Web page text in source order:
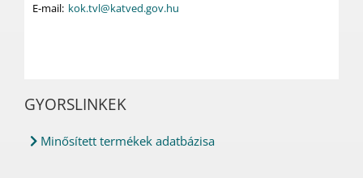
E-mail: kok.tvl@katved.gov.hu
GYORSLINKEK
Minősített termékek adatbázisa